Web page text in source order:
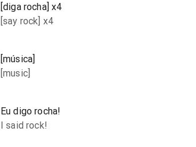
[diga rocha] x4
[say rock] x4
[música]
[music]
Eu digo rocha!
I said rock!